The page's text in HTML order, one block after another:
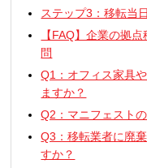
ステップ3：移転当
【FAQ】企業の拠
問
Q1：オフィス家具
ますか？
Q2：マニフェスト
Q3：移転業者に廃
すか？